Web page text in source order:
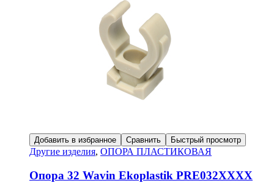
Добавить в избранное Сравнить Быстрый просмотр
Другие изделия, ОПОРА ПЛАСТИКОВАЯ
Опора 32 Wavin Ekoplastik PRE032XXXX